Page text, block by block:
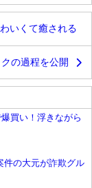
いくて癒される
の過程を公開
買い！浮きながら
件の大元が詐欺グル